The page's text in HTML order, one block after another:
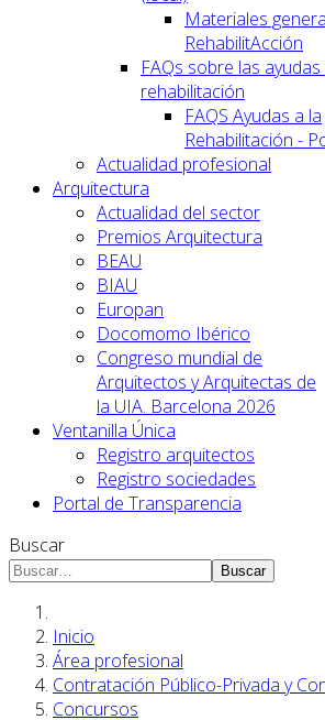
Materiales
RehabilitAcción
FAQs sobre las ayudas
rehabilitación
FAQS Ayudas a la
Rehabilitación -
Actualidad profesional
Arquitectura
Actualidad del sector
Premios Arquitectura
BEAU
BIAU
Europan
Docomomo Ibérico
Congreso mundial de
Arquitectos y Arquitectas de
la UIA. Barcelona 2026
Ventanilla Única
Registro arquitectos
Registro sociedades
Portal de Transparencia
Buscar
Buscar
Inicio
Área profesional
Contratación Público-Privada y
Concursos